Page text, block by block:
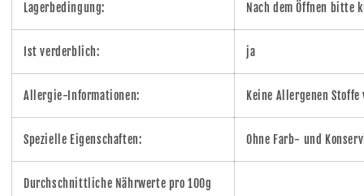
Lagerbedingung: Nach dem Öffnen bitte
Ist verderblich: ja
Allergie-Informationen: Keine Allergenen Stoffe
Spezielle Eigenschaften: Ohne Farb- und
Durchschnittliche Nährwerte pro 100g